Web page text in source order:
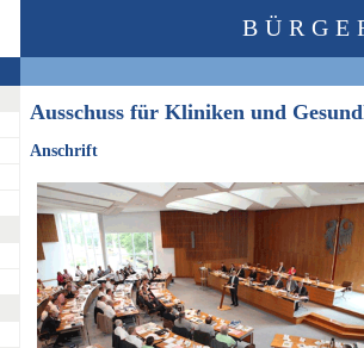
Ausschuss für Kliniken und
Anschrift